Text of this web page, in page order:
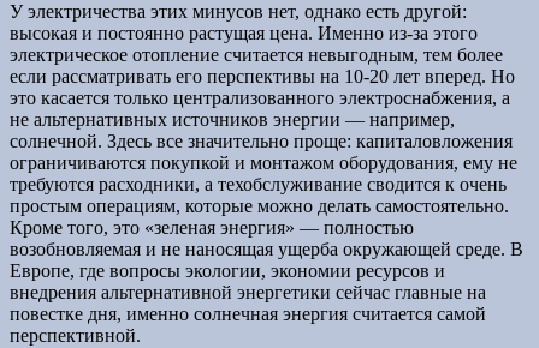
У электричества этих минусов нет, однако есть другой:
высокая и постоянно растущая цена. Именно из-за этого
электрическое отопление считается невыгодным, тем более
если рассматривать его перспективы на 10-20 лет вперед. Но
это касается только централизованного электроснабжения, а
не альтернативных источников энергии — например,
солнечной. Здесь все значительно проще: капиталовложения
ограничиваются покупкой и монтажом оборудования, ему не
требуются расходники, а техобслуживание сводится к очень
простым операциям, которые можно делать самостоятельно.
Кроме того, это «зеленая энергия» — полностью
возобновляемая и не наносящая ущерба окружающей среде. В
Европе, где вопросы экологии, экономии ресурсов и
внедрения альтернативной энергетики сейчас главные на
повестке дня, именно солнечная энергия считается самой
перспективной.